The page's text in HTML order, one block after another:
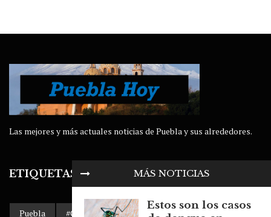
MÁS NOTICIAS
Estos son los casos
Las mejores y más actuales noticias de Puebla y sus alrededores.
ETIQUETAS
Puebla #Gobierno de Puebla AMLO